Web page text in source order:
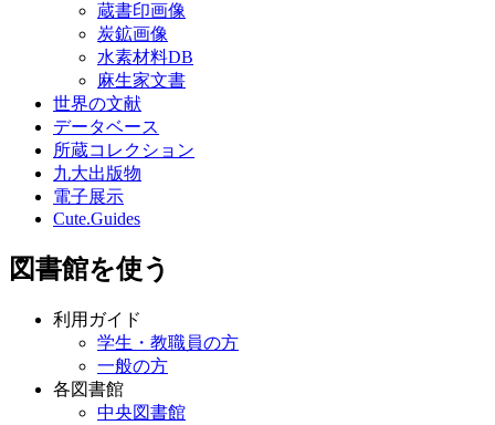
蔵書印画像
炭鉱画像
水素材料DB
麻生家文書
世界の文献
データベース
所蔵コレクション
九大出版物
電子展示
Cute.Guides
図書館を使う
利用ガイド
学生・教職員の方
一般の方
各図書館
中央図書館